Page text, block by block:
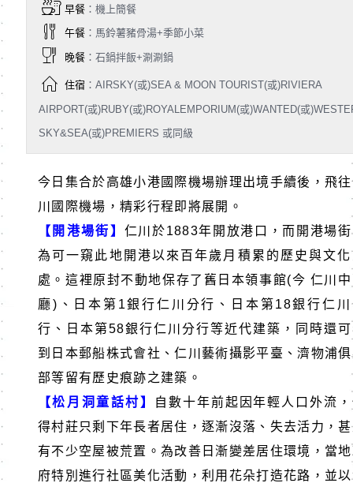
早餐：機上簡餐
午餐：馬鈴薯豬骨湯+季節小菜
晚餐：石鍋拌飯+涮涮鍋
住宿：AIRSKY(或)SEA & MOON TOURIST(或)RIVIERA
AIRPORT(或)RUBY(或)ROYALEMPORIUM(或)WANTED(或
SKY&SEA(或)PREMIERS 或同級
今日集合於高雄小港國際機場辦理出境手續後，飛
川國際機場，精彩行程即將展開。
【開港場街】 仁川於1883年開放港口，而開港場
為可一窺此地開港以來百年歲月積累的歷史與文
處。這裡原封不動地保存了舊日本領事館(今 仁川
廳) 、日本第 1銀行仁川分行、日本第 18銀行仁
行、日本第58銀行仁川分行等近代建築，同時還
到日本郵船株式會社、仁川藝術攝影平臺、濟物浦
部等留有歷史痕跡之建築。
【松月洞童話村】
自數十年前起因年輕人口外流
得村莊只剩下年長者居住，逐漸沒落、失去活力，
有不少空屋被荒置。為改善日漸變差居住環境，當
府特別進行社區美化活動，利用花朵打造花路，並